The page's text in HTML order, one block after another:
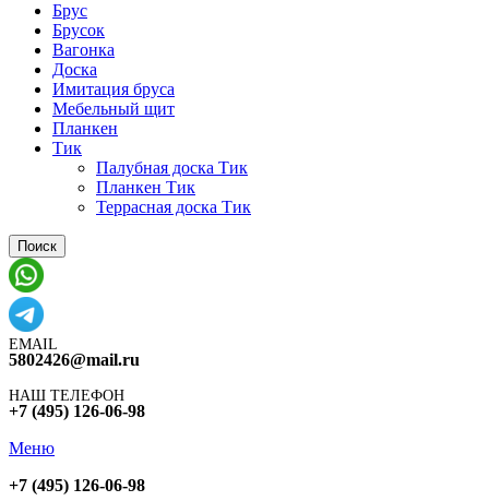
Брус
Брусок
Вагонка
Доска
Имитация бруса
Мебельный щит
Планкен
Тик
Палубная доска Тик
Планкен Тик
Террасная доска Тик
Поиск
EMAIL
5802426@mail.ru
НАШ ТЕЛЕФОН
+7 (495) 126-06-98
Меню
+7 (495) 126-06-98